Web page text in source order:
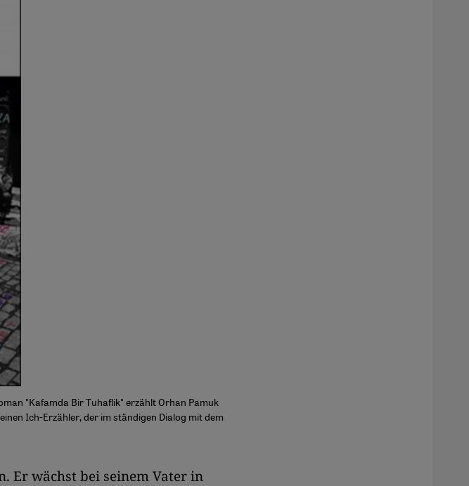
"Kafamda Bir Tuhaflik" erzählt Orhan Pamuk
Ich-Erzähler, der im ständigen Dialog mit dem
Er wächst bei seinem Vater in